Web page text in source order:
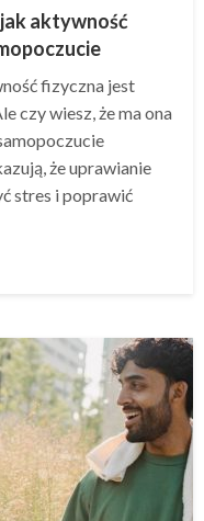
aktywność
fizyczna jest
czy wiesz, że ma ona
że uprawianie
stres i poprawić